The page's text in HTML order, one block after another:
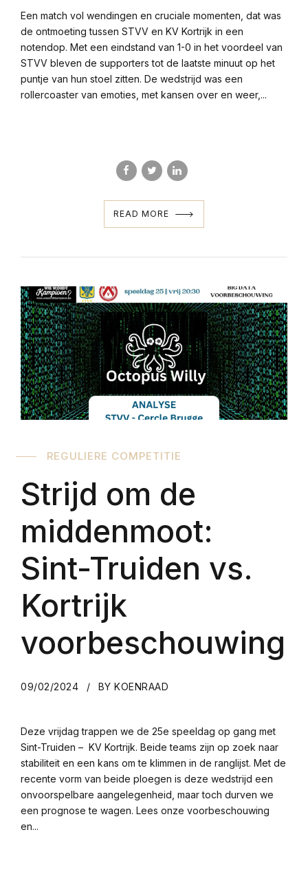
Een match vol wendingen en cruciale momenten, dat was
de ontmoeting tussen STVV en KV Kortrijk in een
notendop. Met een eindstand van 1-0 in het voordeel van
STVV bleven de supporters tot de laatste minuut op het
puntje van hun stoel zitten. De wedstrijd was een
rollercoaster van emoties, met kansen over en weer,...
READ MORE
REGULIERE COMPETITIE
Strijd om de
middenmoot:
Sint-Truiden vs.
Kortrijk
voorbeschouwing
09/02/2024 BY KOENRAAD
Deze vrijdag trappen we de 25e speeldag op gang met
Sint-Truiden – KV Kortrijk. Beide teams zijn op zoek naar
stabiliteit en een kans om te klimmen in de ranglijst. Met de
recente vorm van beide ploegen is deze wedstrijd een
onvoorspelbare aangelegenheid, maar toch durven we
een prognose te wagen. Lees onze voorbeschouwing
en...